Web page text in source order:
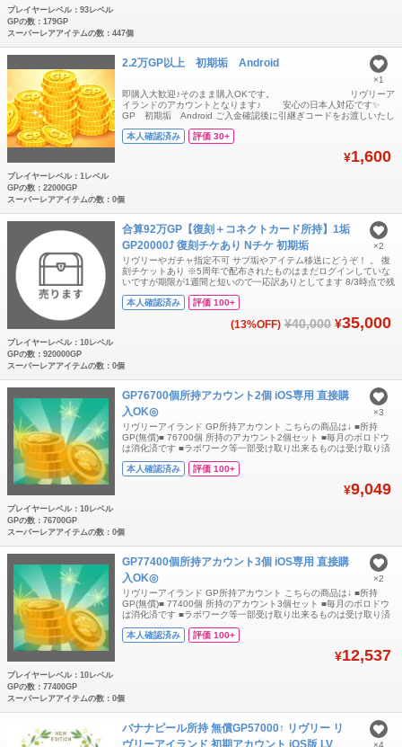
プレイヤーレベル：93レベル
GPの数：179GP
スーパーレアアイテムの数：447個
2.2万GP以上 初期垢 Android
即購入大歓迎♪そのまま購入OKです。 リヴリーア
イランドのアカウントとなります♪ 安心の日本人対応です✨
GP 初期垢 Android ご入金確認後に引継ぎコードをお渡しいたし
納得された上での購入をお願いいたします。
本人確認済み 評価 30+
¥1,600
×1
プレイヤーレベル：1レベル
GPの数：22000GP
スーパーレアアイテムの数：0個
合算92万GP【復刻＋コネクトカード所持】1垢
GP20000⤴ 復刻チケあり Nチケ 初期垢
リヴリーやガチャ指定不可 サブ垢やアイテム移送にどうぞ！ 。 復
刻チケットあり ※5周年で配布されたものはまだログインしていな
いですが期限が1週間と短いので一応訳ありとしてます 8/3時点で残
数所持しております） ホムレベル10以上 。 ☆復刻チケ所持 ☆コネ
本人確認済み 評価 100+
(13%OFF) ¥40,000 ¥35,000
×2
プレイヤーレベル：10レベル
GPの数：920000GP
スーパーレアアイテムの数：0個
GP76700個所持アカウント2個 iOS専用 直接購
入OK◎
リヴリーアイランド GP所持アカウント こちらの商品は↓ ■所持
GP(無償)■ 76700個 所持のアカウント2個セット ■毎月のボロドウ
は消化済です ■ラボワーク等一部受け取り出来るものは受け取り済
ト行為はしておりませんのでご安心ください ■iOSでのみGPが引継
本人確認済み 評価 100+
¥9,049
×3
プレイヤーレベル：10レベル
GPの数：76700GP
スーパーレアアイテムの数：0個
GP77400個所持アカウント3個 iOS専用 直接購
入OK◎
リヴリーアイランド GP所持アカウント こちらの商品は↓ ■所持
GP(無償)■ 77400個 所持のアカウント3個セット ■毎月のボロドウ
は消化済です ■ラボワーク等一部受け取り出来るものは受け取り済
ト行為はしておりませんのでご安心ください ■iOSでのみGPが引継
本人確認済み 評価 100+
¥12,537
×2
プレイヤーレベル：10レベル
GPの数：77400GP
スーパーレアアイテムの数：0個
バナナピール所持 無償GP57000↑ リヴリー リ
ヴリーアイランド 初期アカウント iOS版 LV
×4